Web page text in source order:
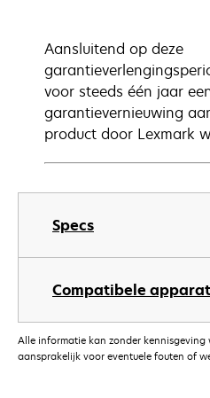
Specs
Compatibele
Aansluitend op deze
voor steeds één jaar
garantievernieuwing
product door Lexmark
Alle informatie kan zonder
aansprakelijk voor eventuele fouten of